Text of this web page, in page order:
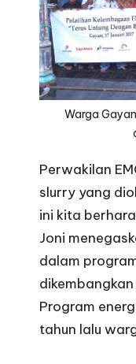
Warga
Perwakilan
slurry yang
ini kita
Joni
dalam
Program
tahun lalu